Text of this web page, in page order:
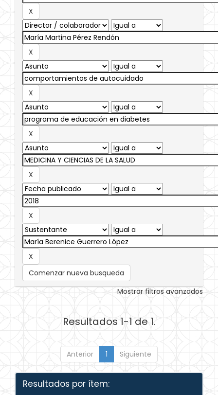
Comenzar nueva busqueda
Mostrar filtros avanzados
Resultados 1-1 de 1.
Anterior 1 Siguiente
Resultados por ítem: